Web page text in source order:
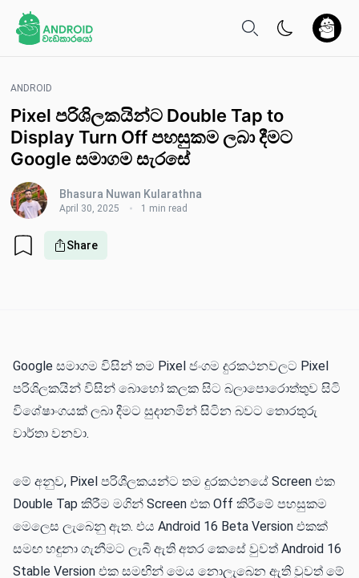
ANDROID
Pixel පරිශිලකයින්ට Double Tap to
Display Turn Off පහසුකම ලබා දීමට
Google සමාගම සැරසේ
Bhasura Nuwan Kularathna
April 30, 2025 1 min read
Share
Google සමාගම විසින් තම Pixel ජංගම දුරකථනවලට Pixel